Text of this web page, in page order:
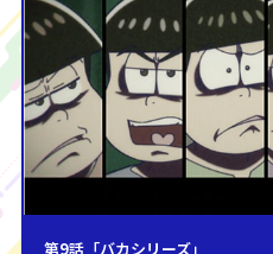
第9話「バカシリーズ」